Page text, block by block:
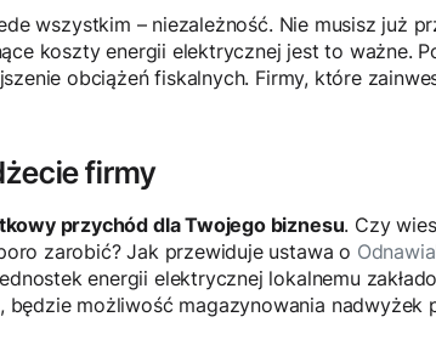
wszystkim – niezależność. Nie musisz już
koszty energii elektrycznej jest to ważne.
obciążeń fiskalnych. Firmy, które
firmy
przychód dla Twojego biznesu. Czy
zarobić? Jak przewiduje ustawa o
energii elektrycznej lokalnemu
będzie możliwość magazynowania nadwyżek